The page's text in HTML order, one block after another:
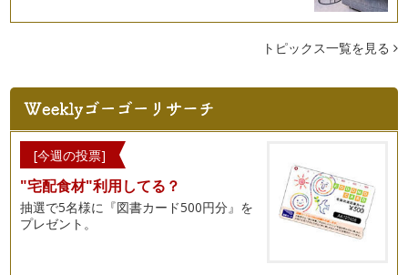
トピックス一覧を見る
[今週の投票]
"宅配食材"利用してる？
抽選で5名様に『図書カード500円分』を
プレゼント。